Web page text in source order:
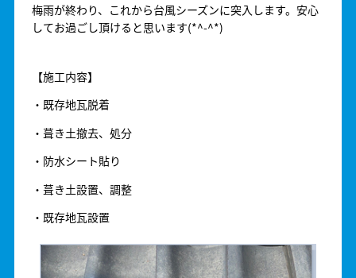
梅雨が終わり、これから台風シーズンに突入します。安心
してお過ごし頂けると思います(*^-^*)
【施工内容】
・既存地瓦脱着
・葺き土撤去、処分
・防水シート貼り
・葺き土設置、調整
・既存地瓦設置